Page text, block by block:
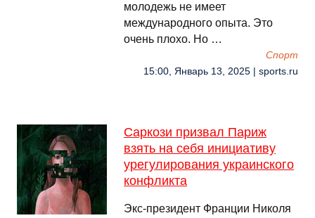
молодежь не имеет
международного опыта. Это
очень плохо. Но …
Спорт
15:00, Январь 13, 2025 | sports.ru
Саркози призвал Париж
взять на себя инициативу
урегулирования украинского
конфликта
Экс-президент Франции Николя